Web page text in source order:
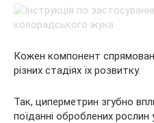
Кожен компонент
різних стадіях їх розвитку.
Так, циперметрин згубно
поїданні оброблених